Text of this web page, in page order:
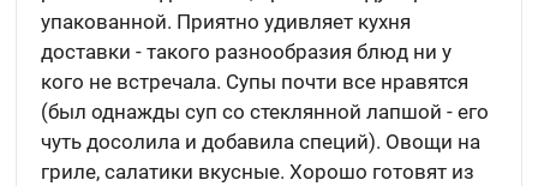
упакованной. Приятно удивляет кухня
доставки - такого разнообразия блюд ни у
кого не встречала. Супы почти все нравятся
(был однажды суп со стеклянной лапшой - его
чуть досолила и добавила специй). Овощи на
гриле, салатики вкусные. Хорошо готовят из